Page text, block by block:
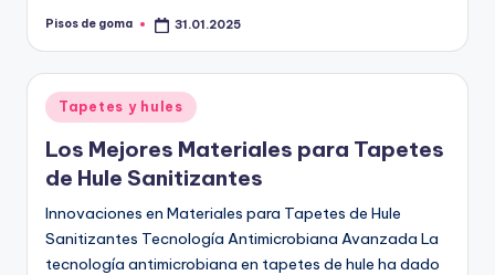
Publicado
Pisos de goma 31.01.2025
Publicado
en
Tapetes y hules
Los Mejores Materiales para Tapetes
de Hule Sanitizantes
Innovaciones en Materiales para Tapetes de Hule
Sanitizantes Tecnología Antimicrobiana Avanzada La
tecnología antimicrobiana en tapetes de hule ha dado